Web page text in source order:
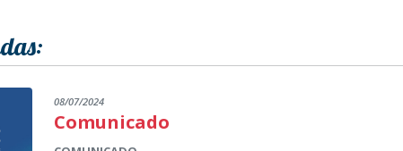
08/07/2024
Comunicado